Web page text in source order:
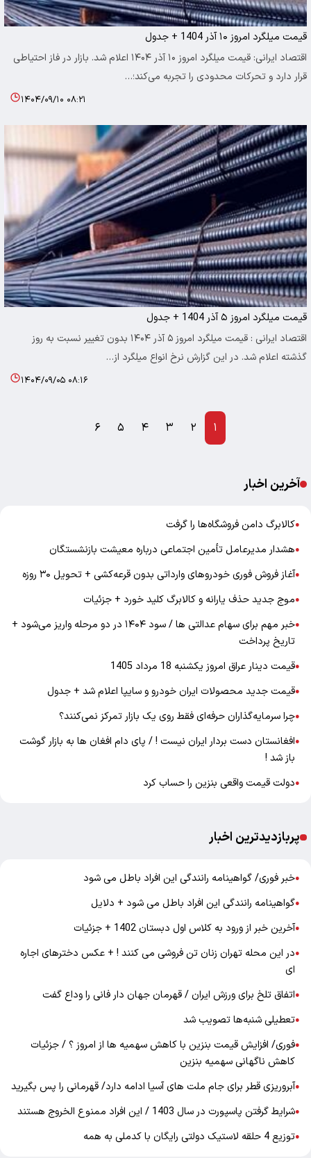
قیمت میلگرد امروز ۱۰ آذر 1404 + جدول
اقتصاد ایرانی: قیمت میلگرد امروز ۱۰ آذر ۱۴۰۴ اعلام شد. بازار در فاز احتیاطی
قرار دارد و تحرکات محدودی را تجربه می‌کند؛…
۱۴۰۴/۰۹/۱۰ ۰۸:۲۱
قیمت میلگرد امروز ۵ آذر 1404 + جدول
اقتصاد ایرانی : قیمت میلگرد امروز ۵ آذر ۱۴۰۴ بدون تغییر نسبت به روز
گذشته اعلام شد. در این گزارش نرخ انواع میلگرد از…
۱۴۰۴/۰۹/۰۵ ۰۸:۱۶
۱ ۲ ۳ ۴ ۵ ۶
آخرین اخبار
●کالابرگ دامن فروشگاه‌ها را گرفت
●هشدار مدیرعامل تأمین اجتماعی درباره معیشت بازنشستگان
●آغاز فروش فوری خودروهای وارداتی بدون قرعه‌کشی + تحویل ۳۰ روزه
●موج جدید حذف یارانه و کالابرگ کلید خورد + جزئیات
●
خبر مهم برای سهام عدالتی ها / سود ۱۴۰۴ در دو مرحله واریز می‌شود +
تاریخ پرداخت
●قیمت دینار عراق امروز یکشنبه 18 مرداد 1405
●قیمت جدید محصولات ایران خودرو و سایپا اعلام شد + جدول
●چرا سرمایه‌گذاران حرفه‌ای فقط روی یک بازار تمرکز نمی‌کنند؟
●افغانستان دست بردار ایران نیست ! / پای دام افغان ها به بازار گوشت
باز شد !
●دولت قیمت واقعی بنزین را حساب کرد
پربازدیدترین اخبار
●خبر فوری/ گواهینامه رانندگی این افراد باطل می شود
●گواهینامه رانندگی این افراد باطل می شود + دلایل
●آخرین خبر از ورود به کلاس اول دبستان 1402 + جزئیات
●در این محله تهران زنان تن فروشی می کنند ! + عکس دخترهای اجاره
ای
●اتفاق تلخ برای ورزش ایران / قهرمان جهان دار فانی را وداع گفت
●تعطیلی شنبه‌ها تصویب شد
●فوری/ افزایش قیمت بنزین با کاهش سهمیه ها از امروز ؟ / جزئیات
کاهش ناگهانی سهمیه بنزین
●آبروریزی قطر برای جام ملت های آسیا ادامه دارد/ قهرمانی را پس بگیرید
●شرایط گرفتن پاسپورت در سال 1403 / این افراد ممنوع الخروج هستند
●توزیع 4 حلقه لاستیک دولتی رایگان با کدملی به همه